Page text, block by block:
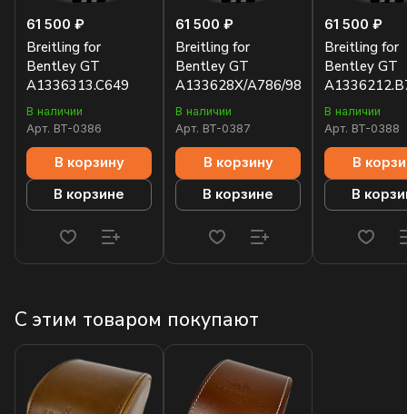
61 500 ₽
Breitling for
Bentley GT
A1336313.C649
В наличии
Арт. BT-0386
В корзину
В корзине
61 500 ₽
Breitling for
Bentley GT
A133628X/A786/980A
В наличии
Арт. BT-0387
В корзину
В корзине
61 500 ₽
Breitling for
Bentley GT
В наличии
Арт. BT-0388
В
В
С этим товаром покупают